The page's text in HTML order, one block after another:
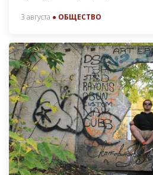
3 августа ● ОБЩЕСТВО